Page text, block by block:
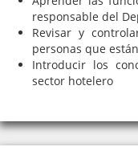
responsable del
Revisar y
personas que
Introducir los
sector hotelero